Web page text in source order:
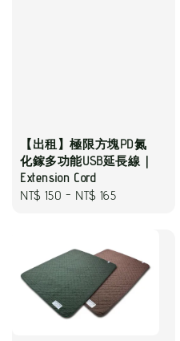
【出租】極限方塊PD氮
化鎵多功能USB延長線｜
Extension Cord
Regular
NT$ 150 - NT$ 165